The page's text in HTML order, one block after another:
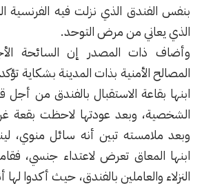
بنفس الفندق الذي نزلت فيه الفرنسية
الذي يعاني من مرض التوحد.
وأضاف ذات المصدر إن السائحة
المصالح الأمنية بذات المدينة بشكاية
ابنها بقاعة الاستقبال بالفندق من
الشخصية، وبعد عودتها لاحظت بقعة
وبعد ملامسته تبين أنه سائل منوي،
ابنها المعاق تعرض لاعتداء جنسي،
النزلاء والعاملين بالفندق، حيث أكدوا لها